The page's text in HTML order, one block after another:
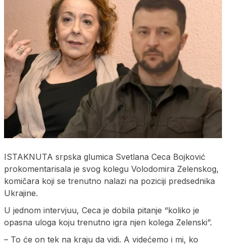
ISTAKNUTA srpska glumica Svetlana Ceca Bojković
prokomentarisala je svog kolegu Volodomira Zelenskog,
komičara koji se trenutno nalazi na poziciji predsednika
Ukrajine.
U jednom intervjuu, Ceca je dobila pitanje “koliko je
opasna uloga koju trenutno igra njen kolega Zelenski”.
– To će on tek na kraju da vidi. A videćemo i mi, ko